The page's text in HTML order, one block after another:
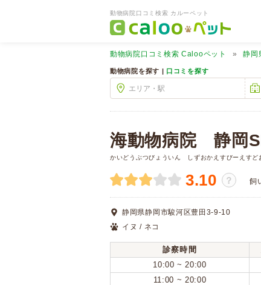
動物病院口コミ検索 カルーペット
動物病院口コミ検索 Calooペット 静岡
動物病院を探す | 口コミを探す
海動物病院 静岡
かいどうぶつびょういん しずおかえすびーえすど
3.10 ？ 飼
静岡県静岡市駿河区豊田3-9-10
イヌ / ネコ
診察時間
10:00 ~ 20:00
11:00 ~ 20:00